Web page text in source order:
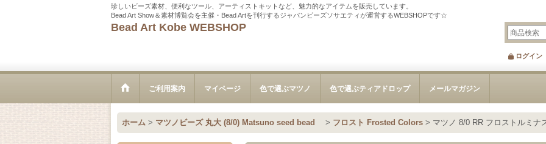
珍しいビーズ素材、便利なツール、アーティストキットなど、魅力的なアイテムを販売しています。
Bead Art Show＆素材博覧会を主催・Bead Artを刊行するジャパンビーズソサエティが運営するWEBSHOPです☆
Bead Art Kobe WEBSHOP
ログイン
ご利用案内 マイページ 色で選ぶマツノ 色で選ぶティアドロップ メールマガジン
ホーム > マツノビーズ 丸大 (8/0) Matsuno seed bead > フロスト Frosted Colors > マツノ 8/0 RR フロストルミナ